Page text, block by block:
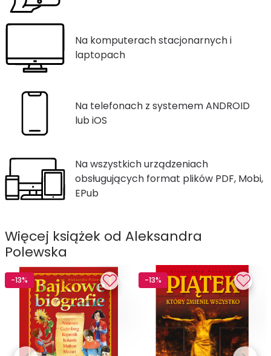
Na komputerach stacjonarnych i
laptopach
Na telefonach z systemem ANDROID
lub iOS
Na wszystkich urządzeniach
obsługujących format plików PDF, Mobi,
EPub
Więcej książek od Aleksandra
Polewska
-13% -13%